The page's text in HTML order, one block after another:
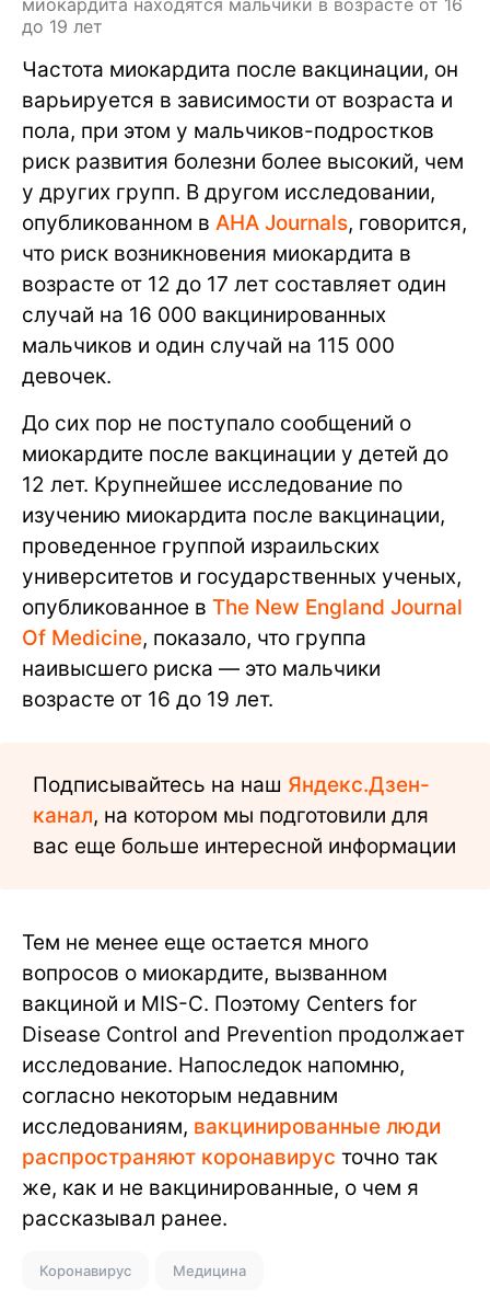
до 19 лет
Частота миокардита после вакцинации, он
варьируется в зависимости от возраста и
пола, при этом у мальчиков-подростков
риск развития болезни более высокий, чем
у других групп. В другом исследовании,
опубликованном в AHA Journals, говорится,
что риск возникновения миокардита в
возрасте от 12 до 17 лет составляет один
случай на 16 000 вакцинированных
мальчиков и один случай на 115 000
девочек.
До сих пор не поступало сообщений о
миокардите после вакцинации у детей до
12 лет. Крупнейшее исследование по
изучению миокардита после вакцинации,
проведенное группой израильских
университетов и государственных ученых,
опубликованное в The New England Journal
Of Medicine, показало, что группа
наивысшего риска — это мальчики
возрасте от 16 до 19 лет.
Подписывайтесь на наш Яндекс.Дзен-
канал, на котором мы подготовили для
вас еще больше интересной информации
Тем не менее еще остается много
вопросов о миокардите, вызванном
вакциной и MIS-C. Поэтому Centers for
Disease Control and Prevention продолжает
исследование. Напоследок напомню,
согласно некоторым недавним
исследованиям, вакцинированные люди
распространяют коронавирус точно так
же, как и не вакцинированные, о чем я
рассказывал ранее.
Коронавирус Медицина